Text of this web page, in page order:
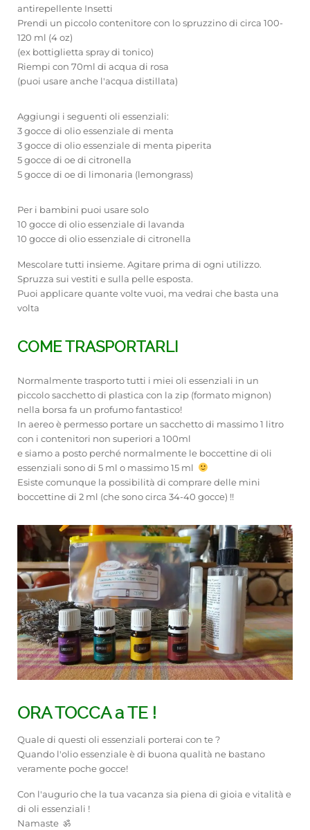
antirepellente Insetti
Prendi un piccolo contenitore con lo spruzzino di circa 100-
120 ml (4 oz)
(ex bottiglietta spray di tonico)
Riempi con 70ml di acqua di rosa
(puoi usare anche l'acqua distillata)
Aggiungi i seguenti oli essenziali:
3 gocce di olio essenziale di menta
3 gocce di olio essenziale di menta piperita
5 gocce di oe di citronella
5 gocce di oe di limonaria (lemongrass)
Per i bambini puoi usare solo
10 gocce di olio essenziale di lavanda
10 gocce di olio essenziale di citronella
Mescolare tutti insieme. Agitare prima di ogni utilizzo.
Spruzza sui vestiti e sulla pelle esposta.
Puoi applicare quante volte vuoi, ma vedrai che basta una
volta
COME TRASPORTARLI
Normalmente trasporto tutti i miei oli essenziali in un
piccolo sacchetto di plastica con la zip (formato mignon)
nella borsa fa un profumo fantastico!
In aereo è permesso portare un sacchetto di massimo 1 litro
con i contenitori non superiori a 100ml
e siamo a posto perché normalmente le boccettine di oli
essenziali sono di 5 ml o massimo 15 ml
Esiste comunque la possibilità di comprare delle mini
boccettine di 2 ml (che sono circa 34-40 gocce) !!
ORA TOCCA a TE !
Quale di questi oli essenziali porterai con te ?
Quando l'olio essenziale è di buona qualità ne bastano
veramente poche gocce!
Con l'augurio che la tua vacanza sia piena di gioia e vitalità e
di oli essenziali !
Namaste ॐ